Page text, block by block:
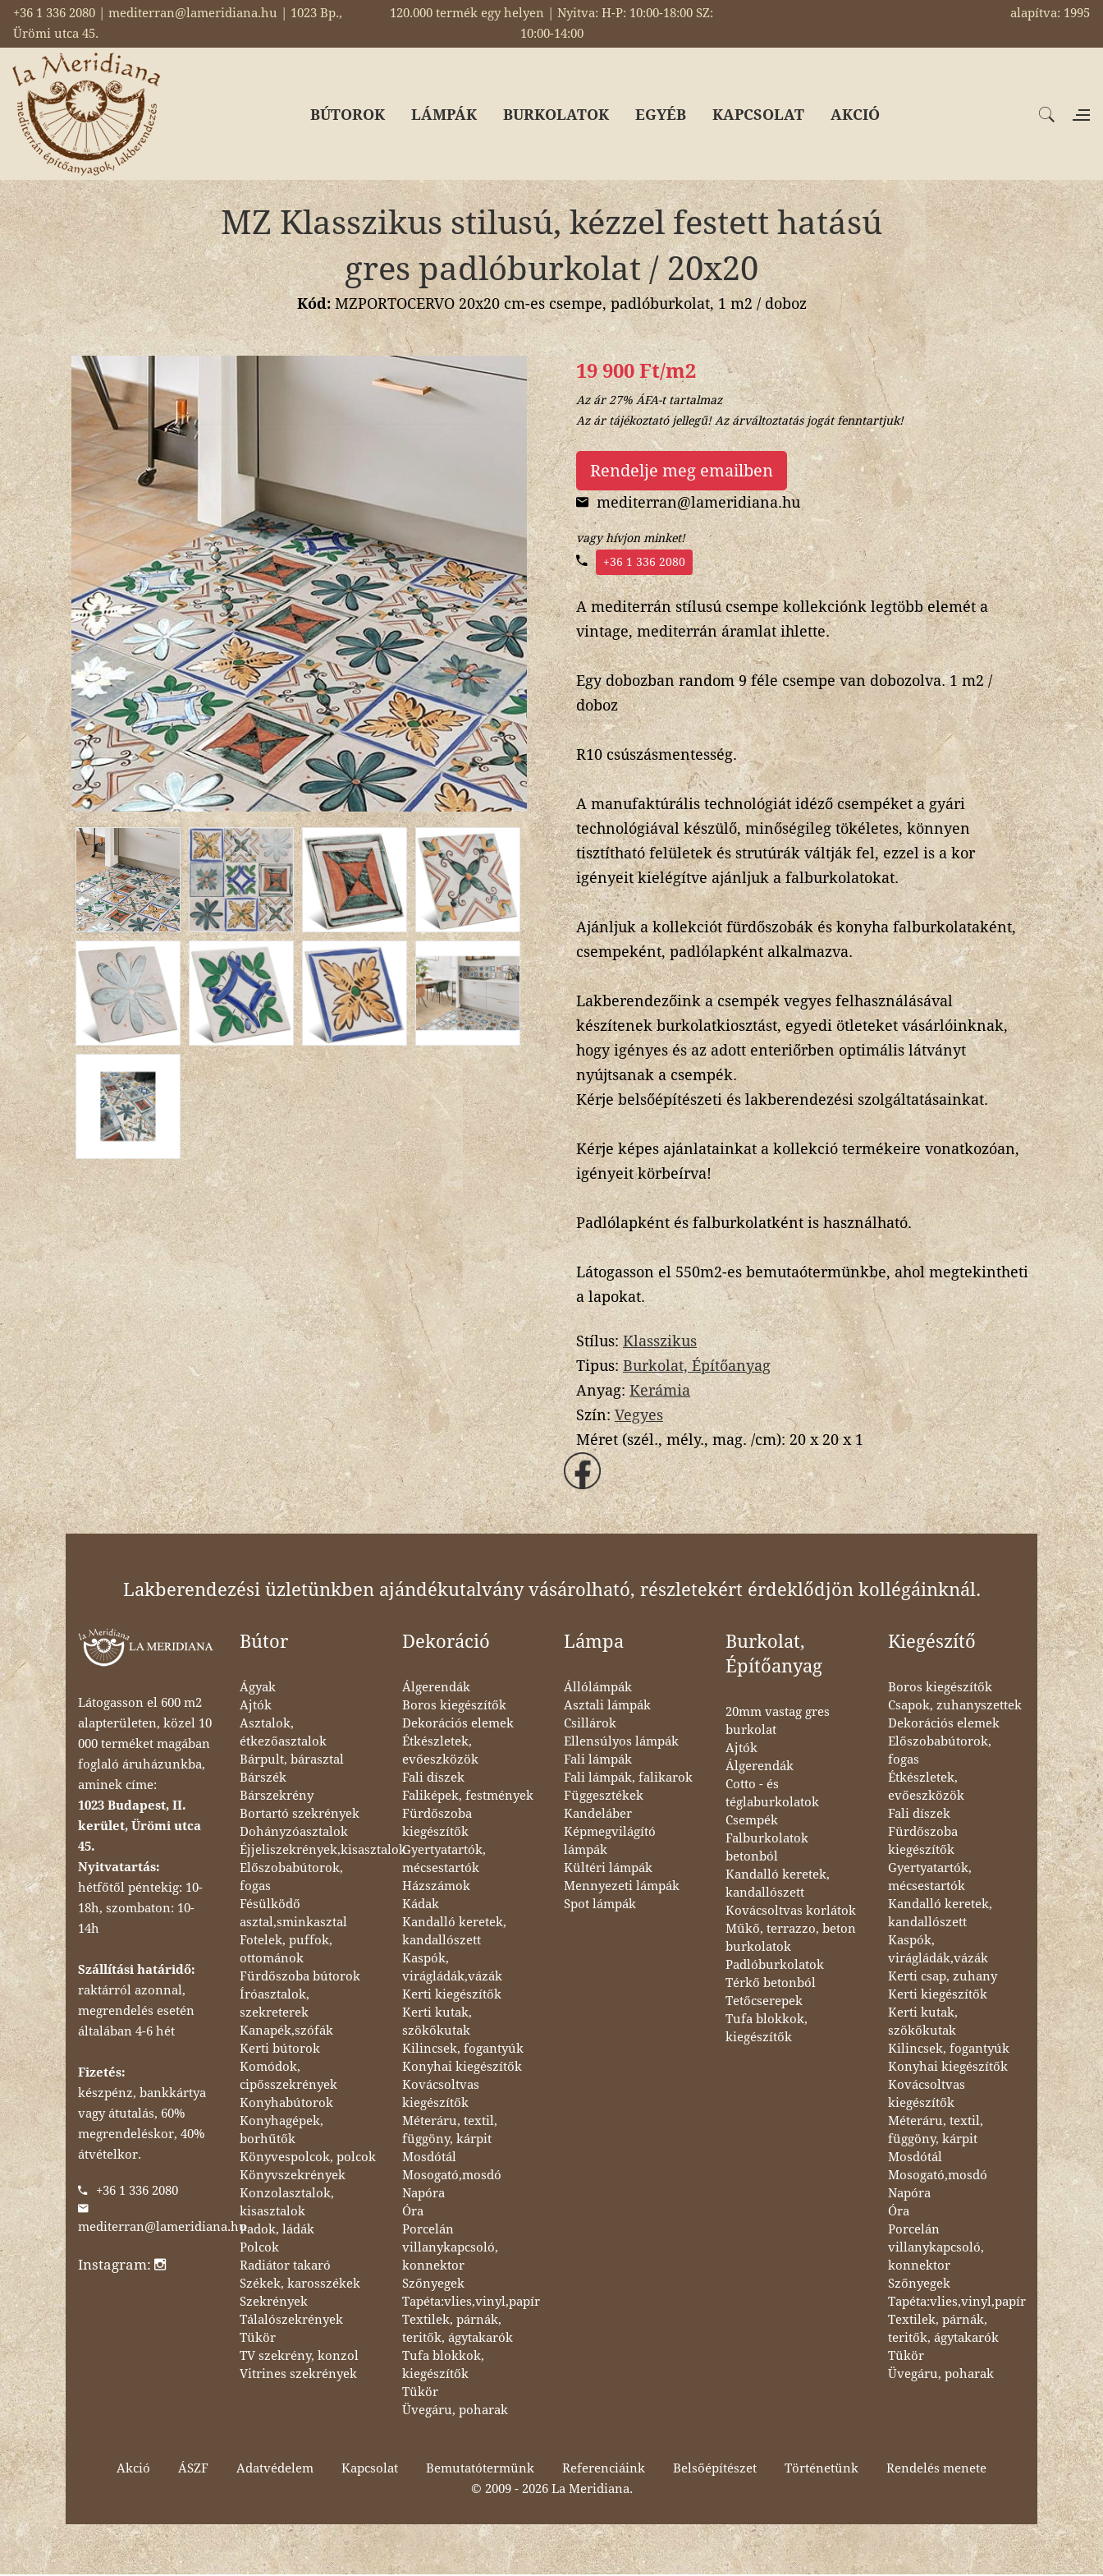
+36 1 336 2080 | mediterran@lameridiana.hu | 1023 Bp.,
Ürömi utca 45.
120.000 termék egy helyen | Nyitva: H-P: 10:00-18:00 SZ:
10:00-14:00
alapítva: 1995
BÚTOROK LÁMPÁK BURKOLATOK EGYÉB KAPCSOLAT AKCIÓ
MZ Klasszikus stilusú, kézzel festett hatású
gres padlóburkolat / 20x20
Kód:MZPORTOCERVO 20x20 cm-es csempe, padlóburkolat, 1 m2 / doboz
19 900 Ft/m2
Az ár 27% ÁFA-t tartalmaz
Az ár tájékoztató jellegű! Az árváltoztatás jogát fenntartjuk!
Rendelje meg emailben
mediterran@lameridiana.hu
vagy hívjon minket!
+36 1 336 2080
A mediterrán stílusú csempe kollekciónk legtöbb elemét a
vintage, mediterrán áramlat ihlette.
Egy dobozban random 9 féle csempe van dobozolva. 1 m2 /
doboz
R10 csúszásmentesség.
A manufaktúrális technológiát idéző csempéket a gyári
technológiával készülő, minőségileg tökéletes, könnyen
tisztítható felületek és strutúrák váltják fel, ezzel is a kor
igényeit kielégítve ajánljuk a falburkolatokat.
Ajánljuk a kollekciót fürdőszobák és konyha falburkolataként,
csempeként, padlólapként alkalmazva.
Lakberendezőink a csempék vegyes felhasználásával
készítenek burkolatkiosztást, egyedi ötleteket vásárlóinknak,
hogy igényes és az adott enteriőrben optimális látványt
nyújtsanak a csempék.
Kérje belsőépítészeti és lakberendezési szolgáltatásainkat.
Kérje képes ajánlatainkat a kollekció termékeire vonatkozóan,
igényeit körbeírva!
Padlólapként és falburkolatként is használható.
Látogasson el 550m2-es bemutaótermünkbe, ahol megtekintheti
a lapokat.
Stílus: Klasszikus
Tipus: Burkolat, Építőanyag
Anyag: Kerámia
Szín:Vegyes
Méret (szél., mély., mag. /cm): 20 x 20 x 1
Lakberendezési üzletünkben ajándékutalvány vásárolható, részletekért érdeklődjön kollégáinknál.
Látogasson el 600 m2
alapterületen, közel 10
000 terméket magában
foglaló áruházunkba,
aminek címe:
1023 Budapest, II.
kerület, Ürömi utca
45.
Nyitvatartás:
hétfőtől péntekig: 10-
18h, szombaton: 10-
14h
Szállítási határidő:
raktárról azonnal,
megrendelés esetén
általában 4-6 hét
Fizetés:
készpénz, bankkártya
vagy átutalás, 60%
megrendeléskor, 40%
átvételkor.
+36 1 336 2080
mediterran@lameridiana.hu
Instagram:
Bútor
Ágyak
Ajtók
Asztalok,
étkezőasztalok
Bárpult, bárasztal
Bárszék
Bárszekrény
Bortartó szekrények
Dohányzóasztalok
Éjjeliszekrények,kisasztalok
Előszobabútorok,
fogas
Fésülködő
asztal,sminkasztal
Fotelek, puffok,
ottománok
Fürdőszoba bútorok
Íróasztalok,
szekreterek
Kanapék,szófák
Kerti bútorok
Komódok,
cipősszekrények
Konyhabútorok
Konyhagépek,
borhűtők
Könyvespolcok, polcok
Könyvszekrények
Konzolasztalok,
kisasztalok
Padok, ládák
Polcok
Radiátor takaró
Székek, karosszékek
Szekrények
Tálalószekrények
Tükör
TV szekrény, konzol
Vitrines szekrények
Dekoráció
Álgerendák
Boros kiegészítők
Dekorációs elemek
Étkészletek,
evőeszközök
Fali díszek
Faliképek, festmények
Fürdőszoba
kiegészítők
Gyertyatartók,
mécsestartók
Házszámok
Kádak
Kandalló keretek,
kandallószett
Kaspók,
virágládák,vázák
Kerti kiegészítők
Kerti kutak,
szökőkutak
Kilincsek, fogantyúk
Konyhai kiegészítők
Kovácsoltvas
kiegészítők
Méteráru, textil,
függöny, kárpit
Mosdótál
Mosogató,mosdó
Napóra
Óra
Porcelán
villanykapcsoló,
konnektor
Szőnyegek
Tapéta:vlies,vinyl,papír
Textilek, párnák,
teritők, ágytakarók
Tufa blokkok,
kiegészítők
Tükör
Üvegáru, poharak
Lámpa
Állólámpák
Asztali lámpák
Csillárok
Ellensúlyos lámpák
Fali lámpák
Fali lámpák, falikarok
Függesztékek
Kandeláber
Képmegvilágító
lámpák
Kültéri lámpák
Mennyezeti lámpák
Spot lámpák
Burkolat,
Építőanyag
20mm vastag gres
burkolat
Ajtók
Álgerendák
Cotto - és
téglaburkolatok
Csempék
Falburkolatok
betonból
Kandalló keretek,
kandallószett
Kovácsoltvas korlátok
Műkő, terrazzo, beton
burkolatok
Padlóburkolatok
Térkő betonból
Tetőcserepek
Tufa blokkok,
kiegészítők
Kiegészítő
Boros kiegészítők
Csapok, zuhanyszettek
Dekorációs elemek
Előszobabútorok,
fogas
Étkészletek,
evőeszközök
Fali díszek
Fürdőszoba
kiegészítők
Gyertyatartók,
mécsestartók
Kandalló keretek,
kandallószett
Kaspók,
virágládák,vázák
Kerti csap, zuhany
Kerti kiegészítők
Kerti kutak,
szökőkutak
Kilincsek, fogantyúk
Konyhai kiegészítők
Kovácsoltvas
kiegészítők
Méteráru, textil,
függöny, kárpit
Mosdótál
Mosogató,mosdó
Napóra
Óra
Porcelán
villanykapcsoló,
konnektor
Szőnyegek
Tapéta:vlies,vinyl,papír
Textilek, párnák,
teritők, ágytakarók
Tükör
Üvegáru, poharak
Akció ÁSZF Adatvédelem Kapcsolat Bemutatótermünk Referenciáink Belsőépítészet Történetünk
Rendelés menete
© 2009 - 2026 La Meridiana.